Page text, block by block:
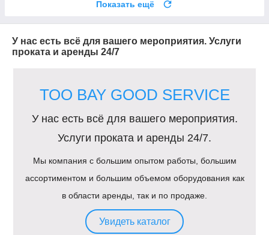
Показать ещё
У нас есть всё для вашего мероприятия. Услуги
проката и аренды 24/7
ТОО BAY GOOD SERVICE
У нас есть всё для вашего мероприятия.
Услуги проката и аренды 24/7.
Мы компания с большим опытом работы, большим
ассортиментом и большим объемом оборудования как
в области аренды, так и по продаже.
Увидеть каталог
Предлагаем шатры на мероприятие в
Широкий выбор различных моделей и
размеров позволят Вам выбрать